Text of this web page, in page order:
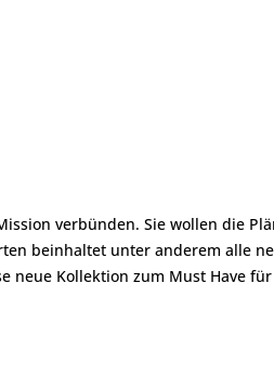
verbünden. Sie wollen die
beinhaltet unter anderem alle
neue Kollektion zum Must Have